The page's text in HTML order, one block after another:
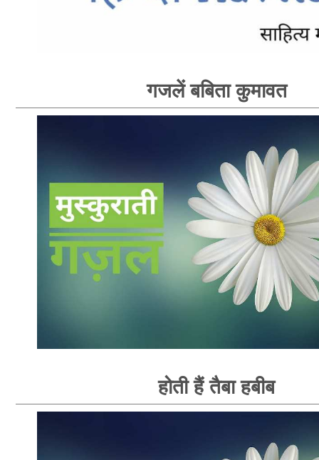
गजलें बबिता कुमावत
होती हैं तैबा हबीब